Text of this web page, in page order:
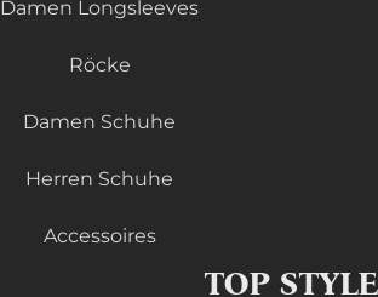
Damen Longsleeves
Röcke
Damen Schuhe
Herren Schuhe
Accessoires
TOP